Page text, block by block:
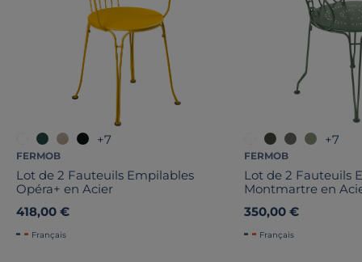
+7
FERMOB
Lot de 2 Fauteuils Empilables
Opéra+ en Acier
418,00 €
Français
+7
FERMOB
Lot de 2 Fauteuils
Montmartre en
350,00 €
Français